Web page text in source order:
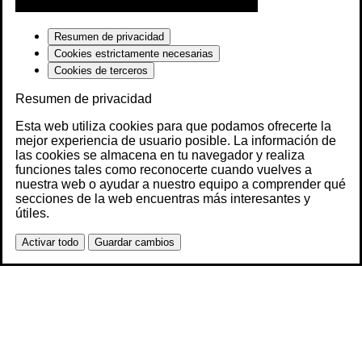
Resumen de privacidad
Cookies estrictamente necesarias
Cookies de terceros
Resumen de privacidad
Esta web utiliza cookies para que podamos ofrecerte la
mejor experiencia de usuario posible. La información de
las cookies se almacena en tu navegador y realiza
funciones tales como reconocerte cuando vuelves a
nuestra web o ayudar a nuestro equipo a comprender qué
secciones de la web encuentras más interesantes y
útiles.
Activar todo Guardar cambios